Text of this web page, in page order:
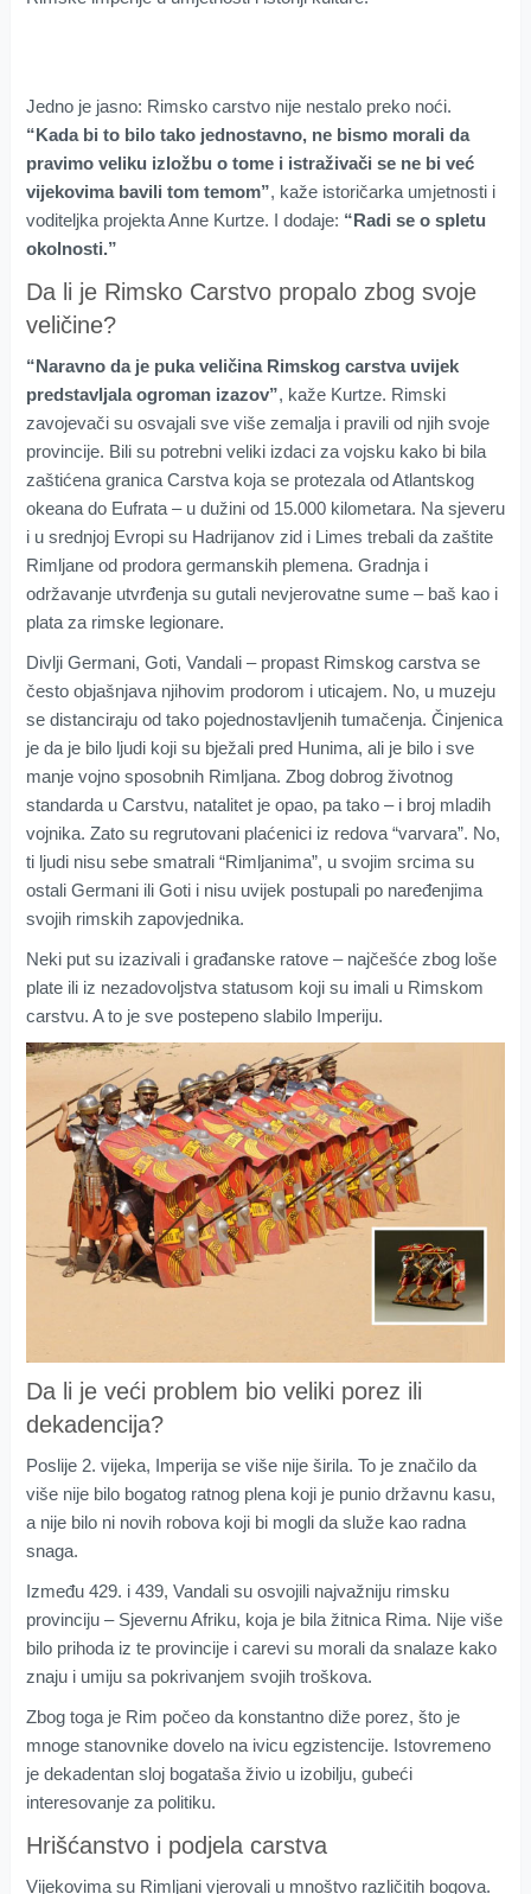
Jedno je jasno: Rimsko carstvo nije nestalo preko noći.
“Kada bi to bilo tako jednostavno, ne bismo morali da
pravimo veliku izložbu o tome i istraživači se ne bi već
vijekovima bavili tom temom”, kaže istoričarka umjetnosti i
voditeljka projekta Anne Kurtze. I dodaje: “Radi se o spletu
okolnosti.”
Da li je Rimsko Carstvo propalo zbog svoje
veličine?
“Naravno da je puka veličina Rimskog carstva uvijek
predstavljala ogroman izazov”, kaže Kurtze. Rimski
zavojevači su osvajali sve više zemalja i pravili od njih svoje
provincije. Bili su potrebni veliki izdaci za vojsku kako bi bila
zaštićena granica Carstva koja se protezala od Atlantskog
okeana do Eufrata – u dužini od 15.000 kilometara. Na sjeveru
i u srednjoj Evropi su Hadrijanov zid i Limes trebali da zaštite
Rimljane od prodora germanskih plemena. Gradnja i
održavanje utvrđenja su gutali nevjerovatne sume – baš kao i
plata za rimske legionare.
Divlji Germani, Goti, Vandali – propast Rimskog carstva se
često objašnjava njihovim prodorom i uticajem. No, u muzeju
se distanciraju od tako pojednostavljenih tumačenja. Činjenica
je da je bilo ljudi koji su bježali pred Hunima, ali je bilo i sve
manje vojno sposobnih Rimljana. Zbog dobrog životnog
standarda u Carstvu, natalitet je opao, pa tako – i broj mladih
vojnika. Zato su regrutovani plaćenici iz redova “varvara”. No,
ti ljudi nisu sebe smatrali “Rimljanima”, u svojim srcima su
ostali Germani ili Goti i nisu uvijek postupali po naređenjima
svojih rimskih zapovjednika.
Neki put su izazivali i građanske ratove – najčešće zbog loše
plate ili iz nezadovoljstva statusom koji su imali u Rimskom
carstvu. A to je sve postepeno slabilo Imperiju.
Da li je veći problem bio veliki porez ili
dekadencija?
Poslije 2. vijeka, Imperija se više nije širila. To je značilo da
više nije bilo bogatog ratnog plena koji je punio državnu kasu,
a nije bilo ni novih robova koji bi mogli da služe kao radna
snaga.
Između 429. i 439, Vandali su osvojili najvažniju rimsku
provinciju – Sjevernu Afriku, koja je bila žitnica Rima. Nije više
bilo prihoda iz te provincije i carevi su morali da snalaze kako
znaju i umiju sa pokrivanjem svojih troškova.
Zbog toga je Rim počeo da konstantno diže porez, što je
mnoge stanovnike dovelo na ivicu egzistencije. Istovremeno
je dekadentan sloj bogataša živio u izobilju, gubeći
interesovanje za politiku.
Hrišćanstvo i podjela carstva
Vijekovima su Rimljani vjerovali u mnoštvo različitih bogova.